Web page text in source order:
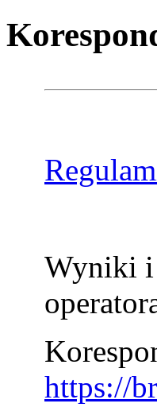
Wyniki i
https://